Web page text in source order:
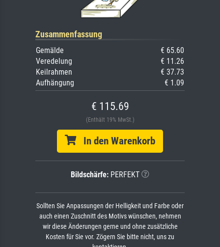
Zusammenfassung
Gemälde
€ 65.60
Veredelung
€ 11.26
Keilrahmen
€ 37.73
Aufhängung
€ 1.09
€ 115.69
(Enthält 19% MwSt.)
In den Warenkorb
Bildschärfe: PERFEKT
Sollten Sie Anpassungen der Helligkeit und Farbe oder
auch einen Zuschnitt des Motivs wünschen, nehmen
wir diese Änderungen gerne und ohne zusätzliche
Kosten für Sie vor. Zögern Sie bitte nicht, uns zu